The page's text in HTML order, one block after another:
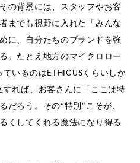
の背景には、スタッフやお客
までも視野に入れた「みんな
に、自分たちのブランドを強
。たとえ地方のマイクロロー
いるのはETHICUSくらいしか
すれば、お客さんに「ここは特
だろう。その“特別”こそが、
くしてくれる魔法になり得る